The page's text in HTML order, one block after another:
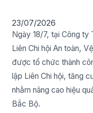
23/07/2026
Ngày 18/7, tại Công ty
Liên Chi hội An toàn,
được tổ chức thành
lập Liên Chi hội, tăng
nhằm nâng cao hiệu
Bắc Bộ.